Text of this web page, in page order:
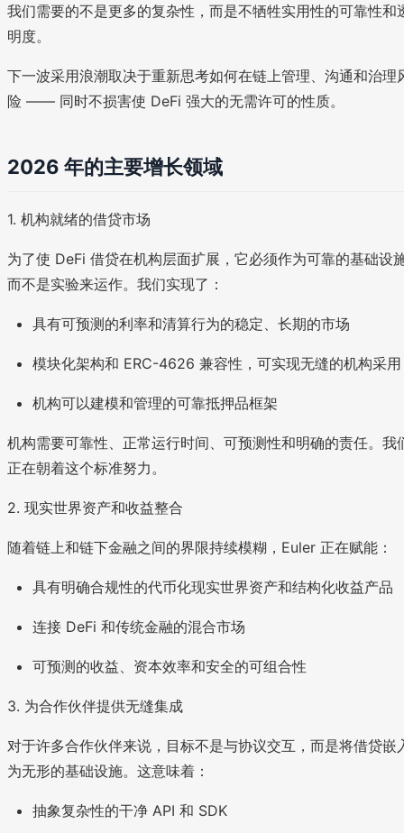
我们需要的不是更多的复杂性，而是不牺牲实用性的可靠性和
明度。
下一波采用浪潮取决于重新思考如何在链上管理、沟通和治理
险 —— 同时不损害使 DeFi 强大的无需许可的性质。
2026 年的主要增长领域
1. 机构就绪的借贷市场
为了使 DeFi 借贷在机构层面扩展，它必须作为可靠的基础设
而不是实验来运作。我们实现了：
具有可预测的利率和清算行为的稳定、长期的市场
模块化架构和 ERC-4626 兼容性，可实现无缝的机构采用
机构可以建模和管理的可靠抵押品框架
机构需要可靠性、正常运行时间、可预测性和明确的责任。我
正在朝着这个标准努力。
2. 现实世界资产和收益整合
随着链上和链下金融之间的界限持续模糊，Euler 正在赋能：
具有明确合规性的代币化现实世界资产和结构化收益产品
连接 DeFi 和传统金融的混合市场
可预测的收益、资本效率和安全的可组合性
3. 为合作伙伴提供无缝集成
对于许多合作伙伴来说，目标不是与协议交互，而是将借贷嵌
为无形的基础设施。这意味着：
抽象复杂性的干净 API 和 SDK